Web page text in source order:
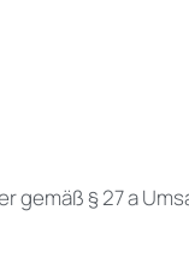
gemäß § 27 a